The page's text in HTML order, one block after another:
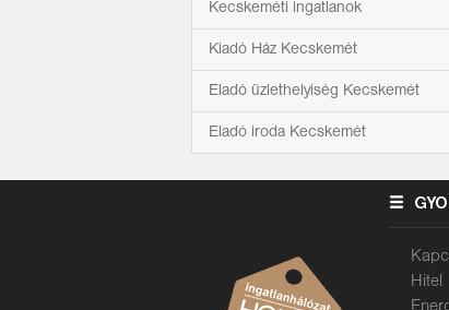
Kecskeméti ingatlanok
Kiadó Ház Kecskemét
Eladó üzlethelyiség Kecskemét
Eladó iroda Kecskemét
Hitel